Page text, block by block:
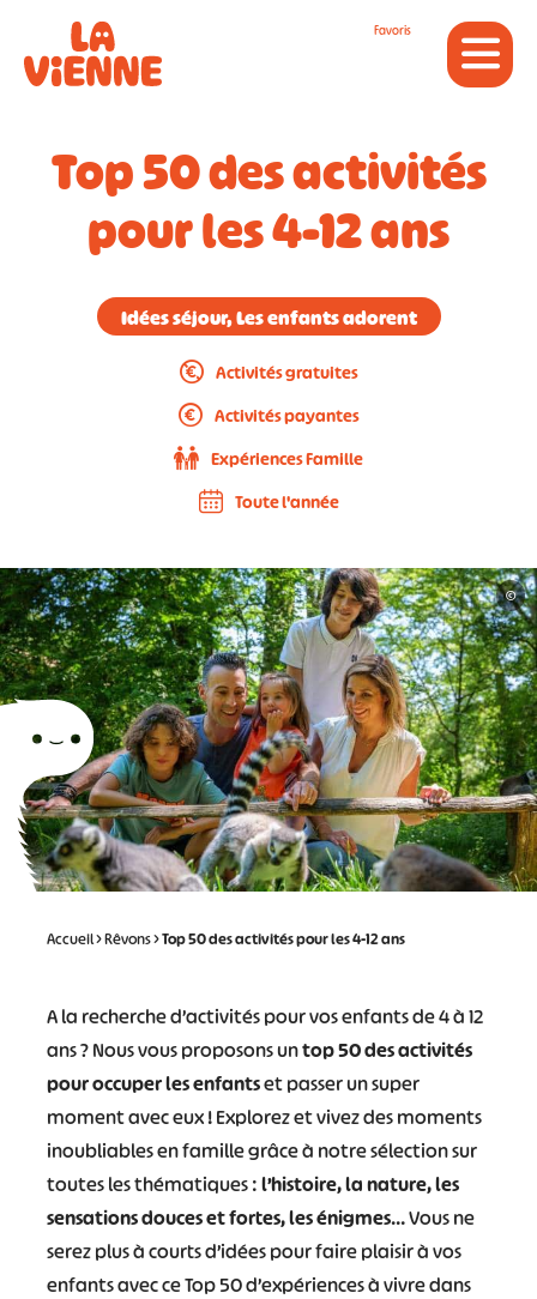
Favoris
Top 50 des activités
pour les 4-12 ans
Idées séjour, Les enfants adorent
Activités gratuites
Activités payantes
Expériences Famille
Toute l'année
©
Accueil>Rêvons>Top 50 des activités pour les 4-12 ans
A la recherche d’activités pour vos enfants de 4 à 12
ans ? Nous vous proposons untop 50 des activités
pour occuper les enfantset passer un super
moment avec eux ! Explorez et vivez des moments
inoubliables en famille grâce à notre sélection sur
toutes les thématiques :l’histoire, la nature, les
sensations douces et fortes, les énigmes… Vous ne
serez plus à courts d’idées pour faire plaisir à vos
enfants avec ce Top 50 d’expériences à vivre dans